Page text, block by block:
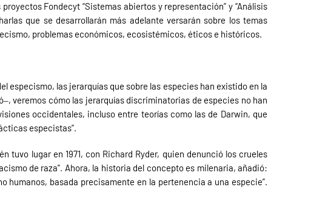
Fondecyt “Sistemas abiertos y representación” y “Análisis
que se desarrollarán más adelante versarán sobre los temas
problemas económicos, ecosistémicos, éticos e históricos.
las jerarquías que sobre las especies han existido en la
veremos cómo las jerarquías discriminatorias de especies no han
occidentales, incluso entre teorías como las de Darwin, que
especistas”.
tuvo lugar en 1971, con Richard Ryder, quien denunció los crueles
de raza”. Ahora, la historia del concepto es milenaria, añadió:
humanos, basada precisamente en la pertenencia a una especie”.